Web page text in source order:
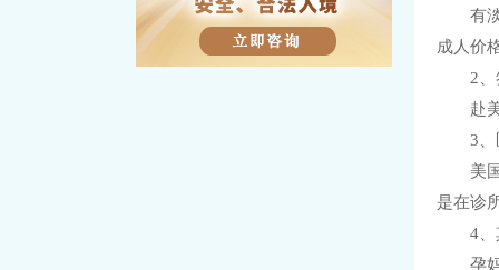
有
成人价
2
赴
3
美
是在诊
4
孕